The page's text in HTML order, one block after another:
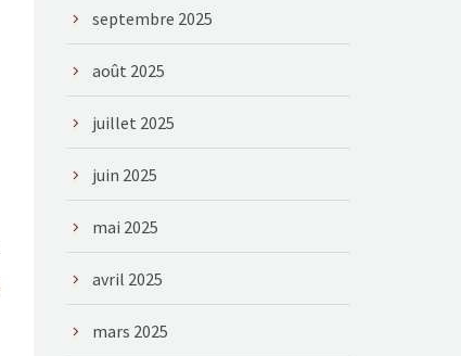
septembre 2025
août 2025
juillet 2025
juin 2025
mai 2025
avril 2025
mars 2025